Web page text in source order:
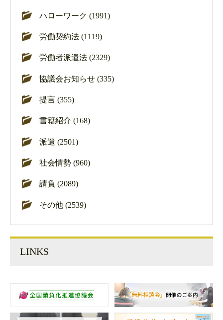
ハローワーク (1991)
労働契約法 (1119)
労働者派遣法 (2329)
協議会お知らせ (335)
提言 (355)
書籍紹介 (168)
派遣 (2501)
社会情勢 (960)
請負 (2089)
その他 (2539)
LINKS